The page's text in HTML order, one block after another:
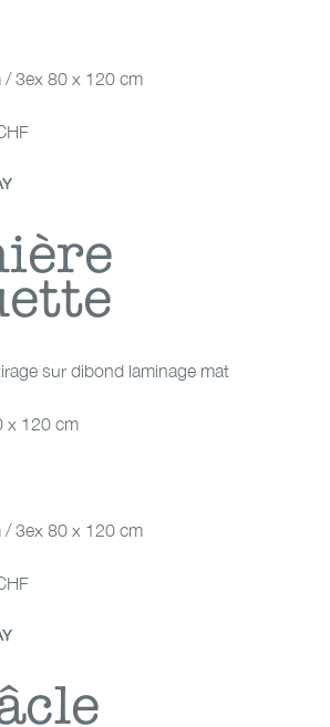
/ 3ex 80 x 120 cm
baguette
sur dibond laminage mat
x 120 cm
/ 3ex 80 x 120 cm
lémanique